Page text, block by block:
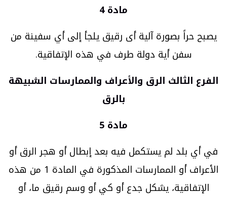
مادة 4
يصبح حراً بصورة آلية أى رقيق يلجأ إلى أي سفينة من
سفن أية دولة طرف في هذه الإتفاقية.
الفرع الثالث الرق والأعراف والممارسات الشبيهة
بالرق
مادة 5
في أي بلد لم يستكمل فيه بعد إبطال أو هجر الرق أو
الأعراف أو الممارسات المذكورة في المادة 1 من هذه
الإتفاقية، يشكل جدع أو كي أو وسم رقيق ما، أو